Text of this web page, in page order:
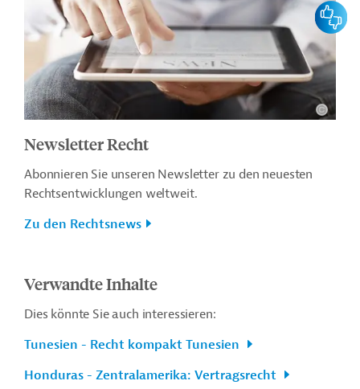
Newsletter Recht
Abonnieren Sie unseren Newsletter zu den neuesten
Rechtsentwicklungen weltweit.
Zu den Rechtsnews
Verwandte Inhalte
Dies könnte Sie auch interessieren:
Tunesien - Recht kompakt Tunesien
Honduras - Zentralamerika: Vertragsrecht